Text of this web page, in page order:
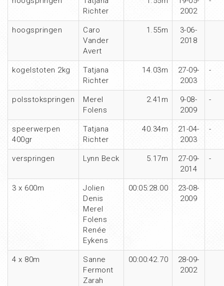
Richter
2002
hoogspringen
Caro
Vander
Avert
1.55m
3-06-
2018
kogelstoten 2kg
Tatjana
Richter
14.03m
27-09-
2003
-
polsstokspringen
Merel
Folens
2.41m
9-08-
2009
-
speerwerpen
400gr
Tatjana
Richter
40.34m
21-04-
2003
-
verspringen Lynn Beck 5.17m
27-09-
2014
-
3 x 600m
Jolien
Denis
Merel
Folens
Renée
Eykens
00:05:28.00
23-08-
2009
4 x 80m
Sanne
Fermont
Zarah
00:00:42.70
28-09-
2002